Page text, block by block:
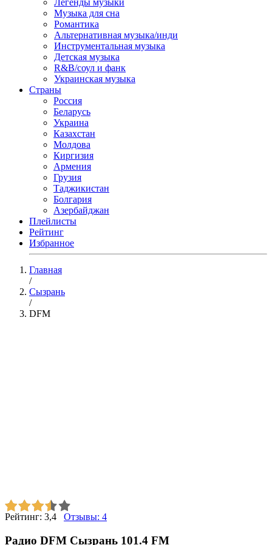
Легенды музыки
Музыка для сна
Романтика
Альтернативная музыка/инди
Инструментальная музыка
Детская музыка
R&B/cоул и фанк
Украинская музыка
Страны
Россия
Беларусь
Украина
Казахстан
Молдова
Киргизия
Армения
Грузия
Таджикистан
Болгария
Азербайджан
Плейлисты
Рейтинг
Избранное
Главная
/
Сызрань
/
DFM
Рейтинг: 3,4 Отзывы: 4
Радио DFM Сызрань 101.4 FM